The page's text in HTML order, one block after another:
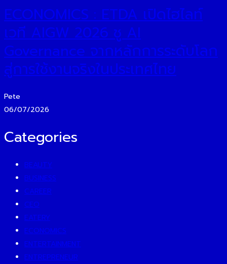
ECONOMICS : ETDA เปิดไฮไลท์
เวที AIGW 2026 ชู AI
Governance จากหลักการระดับโลก
สู่การใช้งานจริงในประเทศไทย
Pete
06/07/2026
Categories
BEAUTY
BUSINESS
CAREER
CEO
EATERY
ECONOMICS
ENTERTAINMENT
ENTREPRENEUR